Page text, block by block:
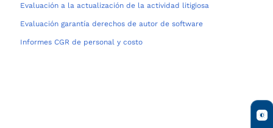
Evaluación a la actualización de la actividad litigiosa
Evaluación garantía derechos de autor de software
Informes CGR de personal y costo